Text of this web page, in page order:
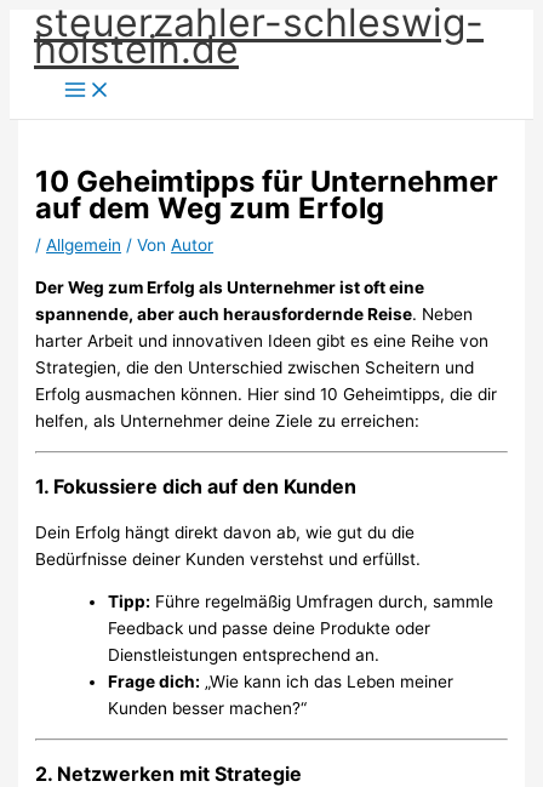
Zum
Inhalt
springen
steuerzahler-schleswig-
holstein.de
10 Geheimtipps für Unternehmer
auf dem Weg zum Erfolg
/Allgemein / VonAutor
Der Weg zum Erfolg als Unternehmer ist oft eine
spannende, aber auch herausfordernde Reise. Neben
harter Arbeit und innovativen Ideen gibt es eine Reihe von
Strategien, die den Unterschied zwischen Scheitern und
Erfolg ausmachen können. Hier sind 10 Geheimtipps, die dir
helfen, als Unternehmer deine Ziele zu erreichen:
1. Fokussiere dich auf den Kunden
Dein Erfolg hängt direkt davon ab, wie gut du die
Bedürfnisse deiner Kunden verstehst und erfüllst.
Tipp: Führe regelmäßig Umfragen durch, sammle
Feedback und passe deine Produkte oder
Dienstleistungen entsprechend an.
Frage dich: „Wie kann ich das Leben meiner
Kunden besser machen?“
2. Netzwerken mit Strategie